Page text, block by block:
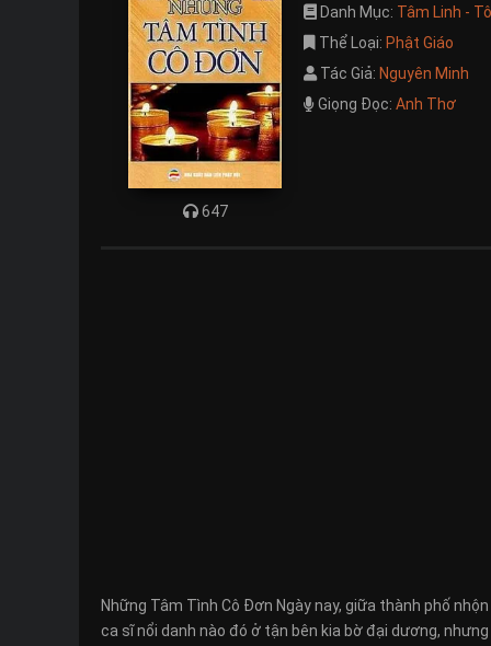
647
Danh Mục: Tâm Linh -
Thể Loại: Phật Giáo
Tác Giả: Nguyên Minh
Giọng Đọc: Anh Thơ
Những Tâm Tình Cô Đơn Ngày nay, giữa thành phố
ca sĩ nổi danh nào đó ở tận bên kia bờ đại dương,